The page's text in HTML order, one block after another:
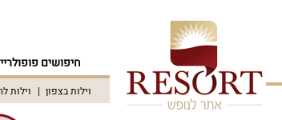
חיפושים
וילות בצפון וילות